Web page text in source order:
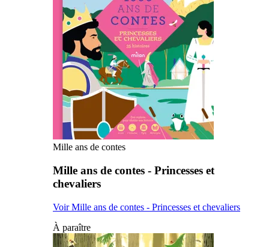
Mille ans de contes
Mille ans de contes - Princesses et
chevaliers
Voir Mille ans de contes - Princesses et chevaliers
À paraître